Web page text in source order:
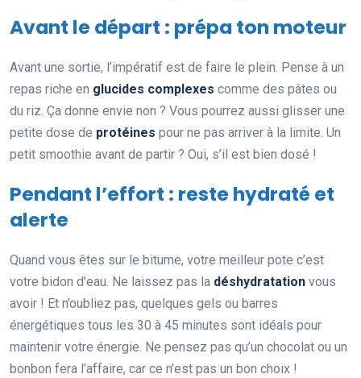
Avant le départ : prépa ton moteur
Avant une sortie, l’impératif est de faire le plein. Pense à un
repas riche en glucides complexes comme des pâtes ou
du riz. Ça donne envie non ? Vous pourrez aussi glisser une
petite dose de protéines pour ne pas arriver à la limite. Un
petit smoothie avant de partir ? Oui, s’il est bien dosé !
Pendant l’effort : reste hydraté et
alerte
Quand vous êtes sur le bitume, votre meilleur pote c’est
votre bidon d’eau. Ne laissez pas la déshydratation vous
avoir ! Et n’oubliez pas, quelques gels ou barres
énergétiques tous les 30 à 45 minutes sont idéals pour
maintenir votre énergie. Ne pensez pas qu’un chocolat ou un
bonbon fera l’affaire, car ce n’est pas un bon choix !